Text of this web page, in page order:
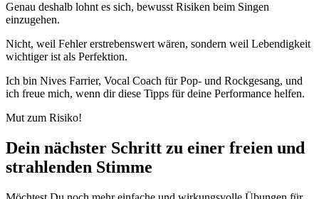
Genau deshalb lohnt es sich, bewusst Risiken beim Singen
einzugehen.
Nicht, weil Fehler erstrebenswert wären, sondern weil Lebendigkeit
wichtiger ist als Perfektion.
Ich bin Nives Farrier, Vocal Coach für Pop- und Rockgesang, und
ich freue mich, wenn dir diese Tipps für deine Performance helfen.
Mut zum Risiko!
Dein nächster Schritt zu einer freien und
strahlenden Stimme